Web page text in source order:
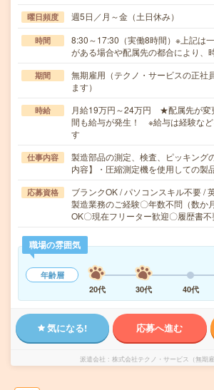
曜日頻度 週5日／月～金（土日休み）
時間
8:30～17:30（実働8時間）※上記は
がある場合や配属先の都合により、
期間
無期雇用（テクノ・サービスの正社
ます）
時給
月給19万円～24万円 ★配属先が変
間も給与が発生！ ※給与は経験など
す
仕事内容
製造部品の測定、検査、ピッキング
内容】・圧縮測定機を使用しての
応募資格
ブランクOK / パソコンスキル不要 /
製造業務のご経験〇年数不問（数か
OK〇現在フリーター歓迎〇履歴書
職場の雰囲気
年齢層
20代
30代 40代
気になる! 応募へ進む
派遣会社 株式会社テクノ・サービス（無期雇